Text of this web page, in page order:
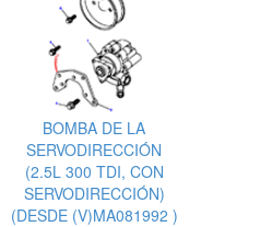
BOMBA DE LA
SERVODIRECCIÓN
(2.5L 300 TDI, CON
SERVODIRECCIÓN)
(DESDE (V)MA081992 )